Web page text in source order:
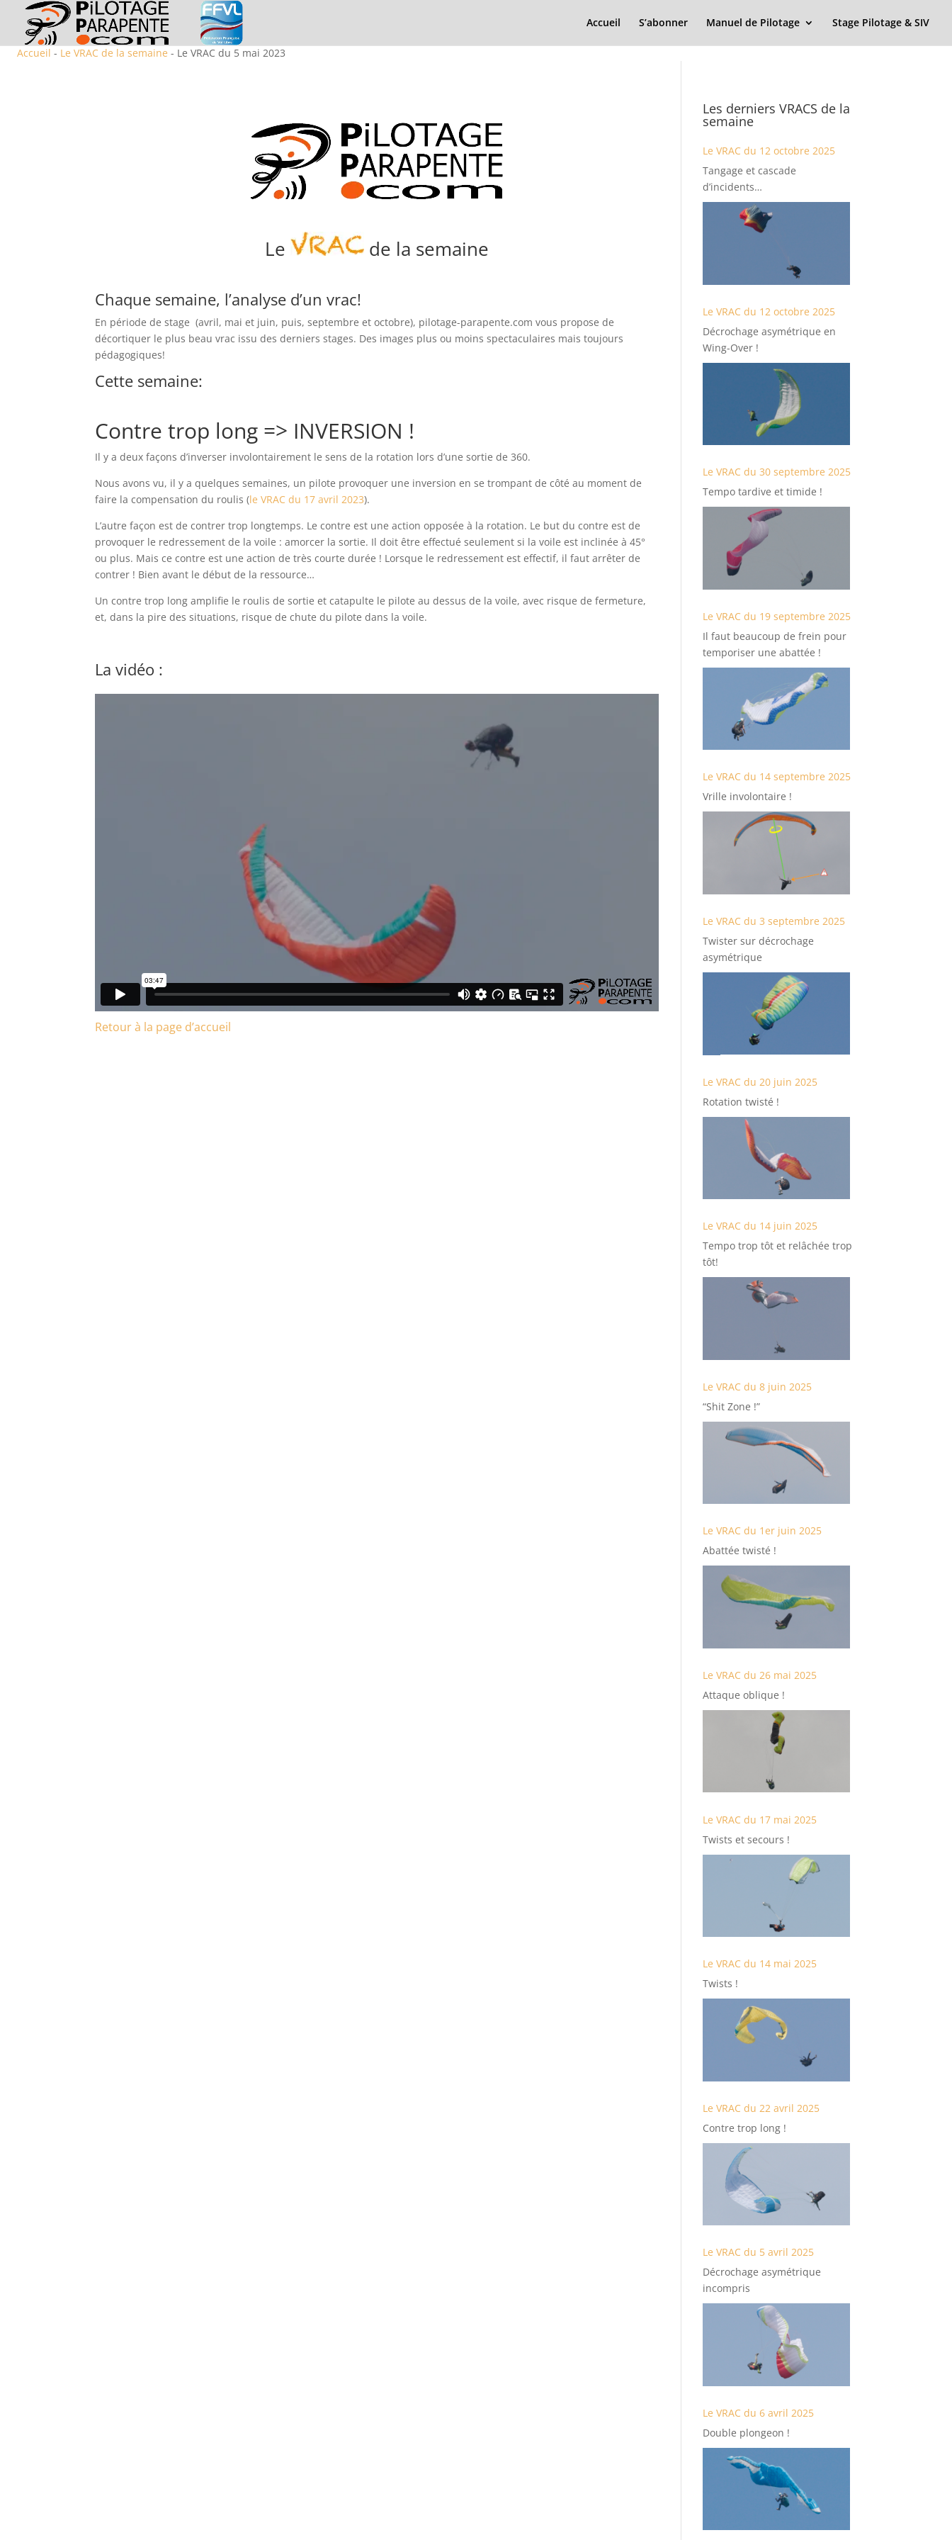
Accueil S’abonner Manuel de Pilotage Stage Pilotage & SIV
Accueil - Le VRAC de la semaine - Le VRAC du 5 mai 2023
Le de la semaine
Chaque semaine, l’analyse d’un vrac!
En période de stage (avril, mai et juin, puis, septembre et octobre), pilotage-parapente.com vous propose de
décortiquer le plus beau vrac issu des derniers stages. Des images plus ou moins spectaculaires mais toujours
pédagogiques!
Cette semaine:
Contre trop long => INVERSION !
Il y a deux façons d’inverser involontairement le sens de la rotation lors d’une sortie de 360.
Nous avons vu, il y a quelques semaines, un pilote provoquer une inversion en se trompant de côté au moment de
faire la compensation du roulis (le VRAC du 17 avril 2023).
L’autre façon est de contrer trop longtemps. Le contre est une action opposée à la rotation. Le but du contre est de
provoquer le redressement de la voile : amorcer la sortie. Il doit être effectué seulement si la voile est inclinée à 45°
ou plus. Mais ce contre est une action de très courte durée ! Lorsque le redressement est effectif, il faut arrêter de
contrer ! Bien avant le début de la ressource…
Un contre trop long amplifie le roulis de sortie et catapulte le pilote au dessus de la voile, avec risque de fermeture,
et, dans la pire des situations, risque de chute du pilote dans la voile.
La vidéo :
Retour à la page d’accueil
Les derniers VRACS de la
semaine
Le VRAC du 12 octobre 2025
Tangage et cascade
d’incidents…
Le VRAC du 12 octobre 2025
Décrochage asymétrique en
Wing-Over !
Le VRAC du 30 septembre 2025
Tempo tardive et timide !
Le VRAC du 19 septembre 2025
Il faut beaucoup de frein pour
temporiser une abattée !
Le VRAC du 14 septembre 2025
Vrille involontaire !
Le VRAC du 3 septembre 2025
Twister sur décrochage
asymétrique
Le VRAC du 20 juin 2025
Rotation twisté !
Le VRAC du 14 juin 2025
Tempo trop tôt et relâchée trop
tôt!
Le VRAC du 8 juin 2025
“Shit Zone !”
Le VRAC du 1er juin 2025
Abattée twisté !
Le VRAC du 26 mai 2025
Attaque oblique !
Le VRAC du 17 mai 2025
Twists et secours !
Le VRAC du 14 mai 2025
Twists !
Le VRAC du 22 avril 2025
Contre trop long !
Le VRAC du 5 avril 2025
Décrochage asymétrique
incompris
Le VRAC du 6 avril 2025
Double plongeon !